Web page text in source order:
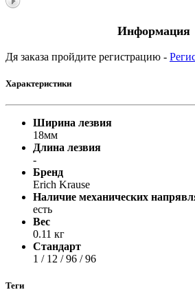
Информация
Дя заказа пройдите регистрацию -
Характеристики
Ширина лезвия
18мм
Длина лезвия
-
Бренд
Erich Krause
Наличие механических
есть
Вес
0.11 кг
Стандарт
1 / 12 / 96 / 96
Теги